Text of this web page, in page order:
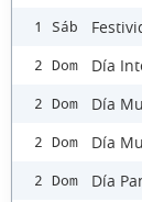
1 Sáb
2 Dom Día
2 Dom Día
2 Dom Día
2 Dom Día